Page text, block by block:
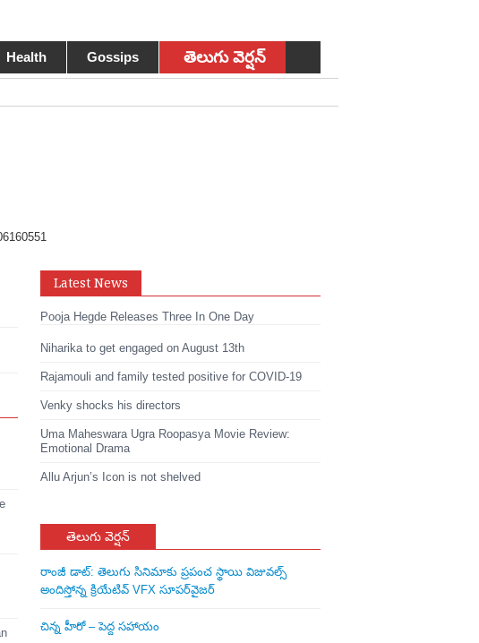
Health Gossips తెలుగు వెర్షన్
WhatsApp
LinkedIn
Latest News
Pooja Hegde Releases Three In One Day
Niharika to get engaged on August 13th
Rajamouli and family tested positive for COVID-19
Venky shocks his directors
Uma Maheswara Ugra Roopasya Movie Review:
Emotional Drama
Allu Arjun’s Icon is not shelved
తెలుగు వెర్షన్
రాంజీ డాట్: తెలుగు సినిమాకు ప్రపంచ స్థాయి విజువల్స్
అందిస్తోన్న క్రియేటివ్ VFX సూపర్‌వైజర్
చిన్న హీరో – పెద్ద సహాయం